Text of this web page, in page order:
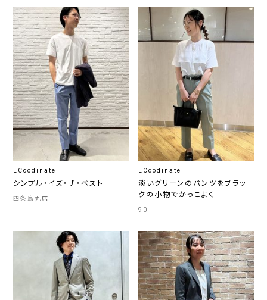
ECcodinate
シンプル・イズ・ザ・ベスト
四条烏丸店
ECcodinate
淡いグリーンのパンツをブラッ
クの小物でかっこよく
90